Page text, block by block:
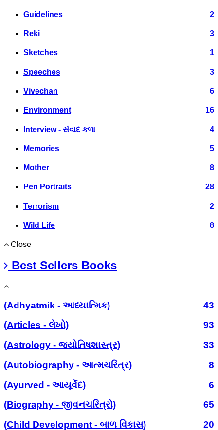
Guidelines 2
Reki 3
Sketches 1
Speeches 3
Vivechan 6
Environment 16
Interview - સંવાદ કળા 4
Memories 5
Mother 8
Pen Portraits 28
Terrorism 2
Wild Life 8
Close
Best Sellers Books
(Adhyatmik - આધ્યાત્મિક)
43
(Articles - લેખો)
93
(Astrology - જ્યોતિષશાસ્ત્ર)
33
(Autobiography - આત્મચરિત્ર)
8
(Ayurved - આયૂર્વેદ)
6
(Biography - જીવનચરિત્રો)
65
(Child Development - બાળ વિકાસ)
20